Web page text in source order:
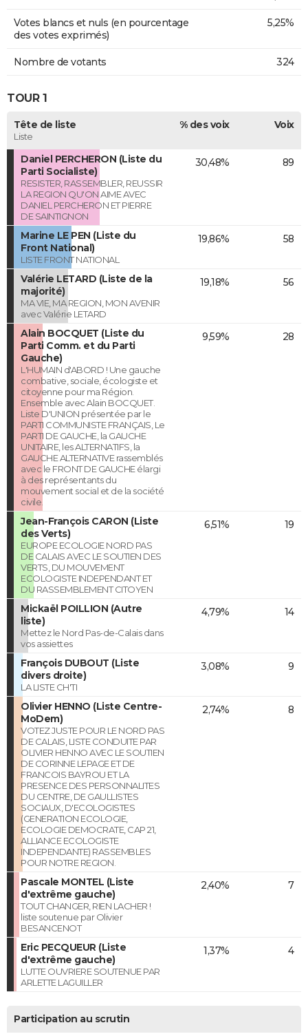
Votes blancs et nuls (en pourcentage
des votes exprimés)
5,25%
Nombre de votants 324
TOUR 1
Tête de liste
Liste
% des voix Voix
Daniel PERCHERON (Liste du
Parti Socialiste)
RESISTER, RASSEMBLER, REUSSIR
LA REGION QU'ON AIME AVEC
DANIEL PERCHERON ET PIERRE
DE SAINTIGNON
30,48% 89
Marine LE PEN (Liste du
Front National)
LISTE FRONT NATIONAL
19,86% 58
Valérie LETARD (Liste de la
majorité)
MA VIE, MA REGION, MON AVENIR
avec Valérie LETARD
19,18% 56
Alain BOCQUET (Liste du
Parti Comm. et du Parti
Gauche)
L'HUMAIN d'ABORD ! Une gauche
combative, sociale, écologiste et
citoyenne pour ma Région.
Ensemble avec Alain BOCQUET.
Liste D'UNION présentée par le
PARTI COMMUNISTE FRANÇAIS, Le
PARTI DE GAUCHE, la GAUCHE
UNITAIRE, les ALTERNATIFS, la
GAUCHE ALTERNATIVE rassemblés
avec le FRONT DE GAUCHE élargi
à des représentants du
mouvement social et de la société
civile.
9,59% 28
Jean-François CARON (Liste
des Verts)
EUROPE ECOLOGIE NORD PAS
DE CALAIS AVEC LE SOUTIEN DES
VERTS, DU MOUVEMENT
ECOLOGISTE INDEPENDANT ET
DU RASSEMBLEMENT CITOYEN
6,51% 19
Mickaël POILLION (Autre
liste)
Mettez le Nord Pas-de-Calais dans
vos assiettes
4,79% 14
François DUBOUT (Liste
divers droite)
LA LISTE CH'TI
3,08% 9
Olivier HENNO (Liste Centre-
MoDem)
VOTEZ JUSTE POUR LE NORD PAS
DE CALAIS, LISTE CONDUITE PAR
OLIVIER HENNO AVEC LE SOUTIEN
DE CORINNE LEPAGE ET DE
FRANCOIS BAYROU ET LA
PRESENCE DES PERSONNALITES
DU CENTRE, DE GAULLISTES
SOCIAUX, D'ECOLOGISTES
(GENERATION ECOLOGIE,
ECOLOGIE DEMOCRATE, CAP 21,
ALLIANCE ECOLOGISTE
INDEPENDANTE) RASSEMBLES
POUR NOTRE REGION.
2,74% 8
Pascale MONTEL (Liste
d'extrême gauche)
TOUT CHANGER, RIEN LACHER !
liste soutenue par Olivier
BESANCENOT
2,40% 7
Eric PECQUEUR (Liste
d'extrême gauche)
LUTTE OUVRIERE SOUTENUE PAR
ARLETTE LAGUILLER
1,37% 4
Participation au scrutin